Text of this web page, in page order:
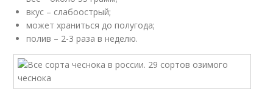
вкус – слабоострый;
может храниться до полугода;
полив – 2-3 раза в неделю.